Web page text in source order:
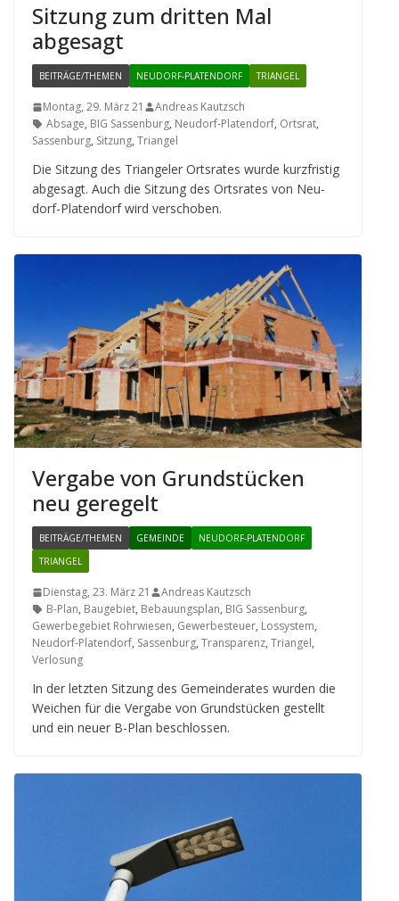
Sit­zung zum drit­ten Mal
abgesagt
BEITRÄGE/THEMEN NEUDORF-PLATENDORF TRIANGEL
Montag, 29. März 21
Andreas Kautzsch
Absage, BIG Sassenburg, Neudorf-Platendorf, Ortsrat,
Sassenburg, Sitzung, Triangel
Die Sit­zung des Tri­an­ge­ler Orts­ra­tes wurde kurz­fris­tig
abge­sagt. Auch die Sit­zung des Orts­ra­tes von Neu­
dorf-Pla­ten­dorf wird verschoben.
Ver­gabe von Grund­stü­cken
neu geregelt
BEITRÄGE/THEMEN GEMEINDE
NEUDORF-PLATENDORF
TRIANGEL
Dienstag, 23. März 21
Andreas Kautzsch
B-Plan, Baugebiet, Bebauungsplan, BIG Sassenburg,
Gewerbegebiet Rohrwiesen, Gewerbesteuer, Lossystem,
Neudorf-Platendorf, Sassenburg, Transparenz, Triangel,
Verlosung
In der letz­ten Sit­zung des Gemein­de­ra­tes wur­den die
Wei­chen für die Ver­gabe von Grund­stü­cken gestellt
und ein neuer B-Plan beschlossen.